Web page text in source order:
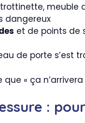
trottinette, meuble
dangereux
et de points de
de porte s’est
que « ça
: